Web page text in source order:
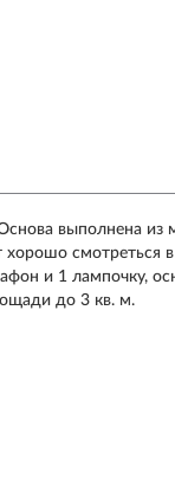
выполнена из
хорошо смотреться
и 1 лампочку,
до 3 кв. м.